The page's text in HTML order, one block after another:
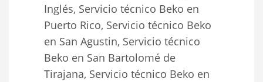
Inglés, Servicio técnico Beko en
Puerto Rico, Servicio técnico Beko
en San Agustin, Servicio técnico
Beko en San Bartolomé de
Tirajana, Servicio técnico Beko en